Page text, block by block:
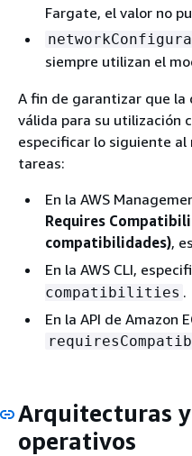
Fargate, el valor no
siempre utilizan el
A fin de garantizar que la
válida para su utilización
especificar lo siguiente
tareas:
En la AWS
Requires
compatibilidades),
En la AWS CLI,
compatibilities .
En la API de Amazon
Arquitecturas
operativos